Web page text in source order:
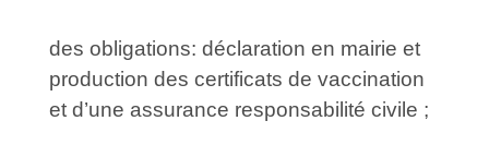
des obligations: déclaration en mairie et
production des certificats de vaccination
et d’une assurance responsabilité civile ;